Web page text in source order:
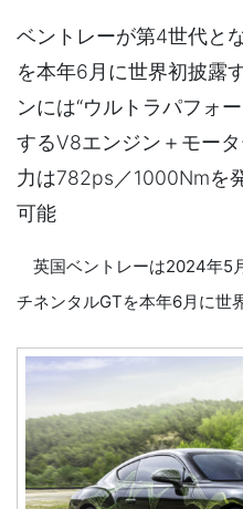
ベントレーが第4世代と
を本年6月に世界初披露
ンには“ウルトラパフォ
するV8エンジン＋モー
力は782ps／1000Nmを
可能
英国ベントレーは2024年5
チネンタルGTを本年6月に世